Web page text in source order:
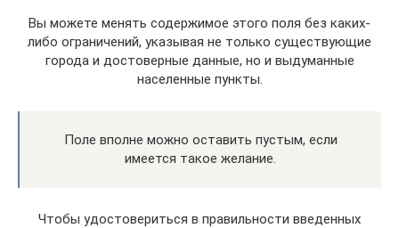
Вы можете менять содержимое этого поля без каких-
либо ограничений, указывая не только существующие
города и достоверные данные, но и выдуманные
населенные пункты.
Поле вполне можно оставить пустым, если
имеется такое желание.
Чтобы удостовериться в правильности введенных